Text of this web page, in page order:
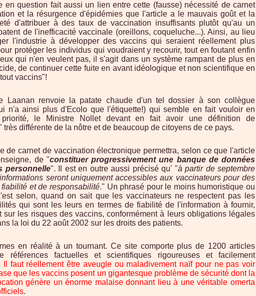
en question fait aussi un lien entre cette (fausse) nécessité de carnet
et la résurgence d'épidémies que l'article a le mauvais goût et la
d'attribuer à des taux de vaccination insuffisants plutôt qu'au un
de l'inefficacité vaccinale (oreillons, coqueluche...). Ainsi, au lieu
l'industrie à développer des vaccins qui seraient réellement plus
protéger les individus qui voudraient y recourir, tout en foutant enfin
qui n'en veulent pas, il s'agit dans un système rampant de plus en
de continuer cette fuite en avant idéologique et non scientifique en
vaccins"!
Laanan renvoie la patate chaude d'un tel dossier à son collègue
n'a ainsi plus d'Ecolo que l'étiquette!) qui semble en fait vouloir en
le Ministre Nollet devant en fait avoir une définition de
très différente de la nôtre et de beaucoup de citoyens de ce pays.
de carnet de vaccination électronique permettra, selon ce que l'article
de "constituer progressivement une banque de données
personnelle". Il est en outre aussi précisé qu' "à partir de septembre
seront uniquement accessibles aux vaccinateurs pour des
et de responsabilité." Un phrasé pour le moins humoristique ou
selon, quand on sait que les vaccinateurs ne respectent pas les
qui sont les leurs en termes de fiabilité de l'information à fournir,
sur les risques des vaccins, conformément à leurs obligations légales
la loi du 22 août 2002 sur les droits des patients.
en réalité à un tournant. Ce site comporte plus de 1200 articles
références factuelles et scientifiques rigoureuses et facilement
Il faut réellement être aveugle ou maladivement naïf pour ne pas voir
que les vaccins posent un gigantesque problème de sécurité dont la
génère un énorme malaise donnant lieu à une véritable omerta
.